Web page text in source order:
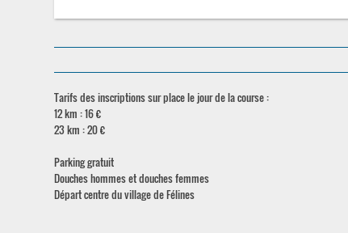
Tarifs des inscriptions sur place le jour de la course :
12 km : 16 €
23 km : 20 €
Parking gratuit
Douches hommes et douches femmes
Départ centre du village de Félines